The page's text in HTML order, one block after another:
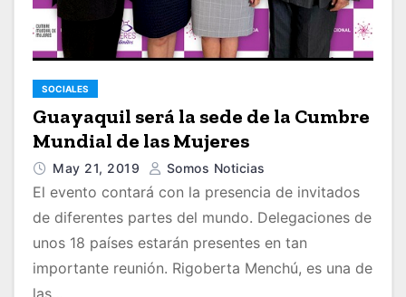
SOCIALES
Guayaquil será la sede de la Cumbre
Mundial de las Mujeres
May 21, 2019 Somos Noticias
El evento contará con la presencia de invitados
de diferentes partes del mundo. Delegaciones de
unos 18 países estarán presentes en tan
importante reunión. Rigoberta Menchú, es una de